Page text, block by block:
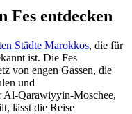
Fes entdecken
Städte Marokkos, die für
ist. Die Fes
von engen Gassen, die
und
Al-Qarawiyyin-Moschee,
lässt die Reise